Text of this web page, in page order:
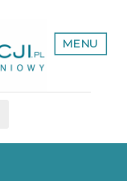
MENU